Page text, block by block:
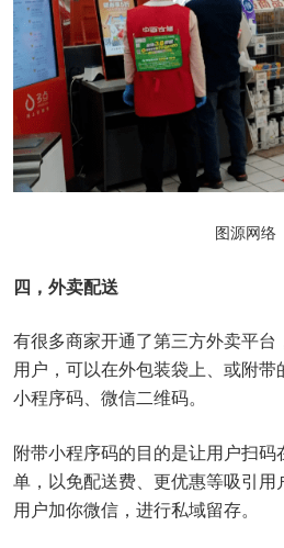
图源网络
四，外卖配送
有很多商家开通了第三方外卖平台
用户，可以在外包装袋上、或附
小程序码、微信二维码。
附带小程序码的目的是让用户扫
单，以免配送费、更优惠等吸引用
用户加你微信，进行私域留存。